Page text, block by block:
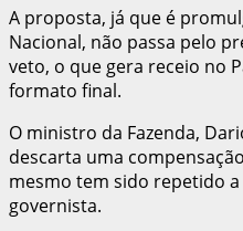
A proposta, já que é
Nacional, não passa pelo
veto, o que gera receio no
formato final.
O ministro da Fazenda,
descarta uma
mesmo tem sido repetido
governista.